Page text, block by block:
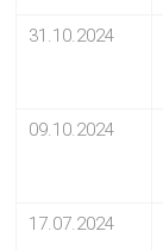
31.10.2024
09.10.2024
17.07.2024